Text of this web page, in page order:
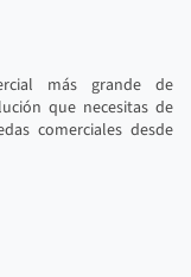
más grande de
que necesitas de
comerciales desde